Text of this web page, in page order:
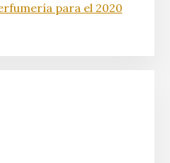
para el 2020